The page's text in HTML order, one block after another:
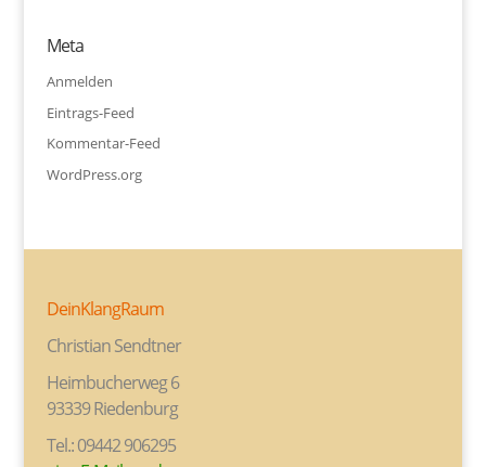
Meta
Anmelden
Eintrags-Feed
Kommentar-Feed
WordPress.org
DeinKlangRaum
Christian Sendtner
Heimbucherweg 6
93339 Riedenburg
Tel.: 09442 906295